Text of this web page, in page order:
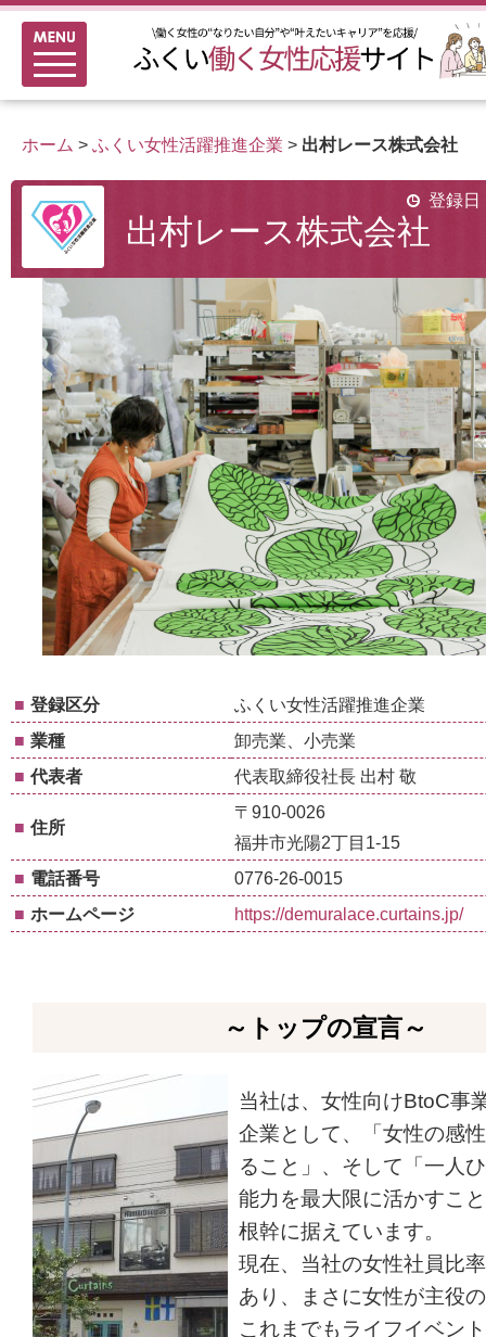
ホーム > ふくい女性活躍推進企業 > 出村レース株式会社
出村レース株式会社
登録日
■ 登録区分
ふくい女性活躍推進企業
■ 業種
卸売業、小売業
■ 代表者 代表取締役社長 出村 敬
■ 住所
〒910-0026
福井市光陽2丁目1-15
■ 電話番号
0776-26-0015
■ ホームページ https://demuralace.curtains.jp/
～トップの宣言～
当社は、女性向けBtoC事
企業として、「女性の感
ること」、そして「一人
能力を最大限に活かすこ
根幹に据えています。
現在、当社の女性社員比
あり、まさに女性が主役
これまでもライフイベン
メニュー
新着情報
ふくい女性活躍推進企業
女性の多様なチャレンジ応援
家事シェアのススメ